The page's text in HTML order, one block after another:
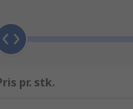
til at hjælpe dig. Hvad
på tusindvis af
på mere end 10.000
angående
pr. stk.